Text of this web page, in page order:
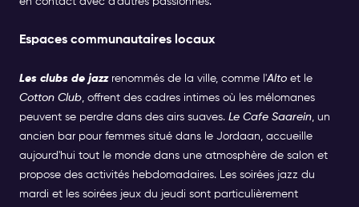
Espaces communautaires locaux
Les clubs de jazz renommés de la ville, comme l'Alto et le
Cotton Club, offrent des cadres intimes où les mélomanes
peuvent se perdre dans des airs suaves. Le Cafe Saarein, un
ancien bar pour femmes situé dans le Jordaan, accueille
aujourd'hui tout le monde dans une atmosphère de salon et
propose des activités hebdomadaires. Les soirées jazz du
mardi et les soirées jeux du jeudi sont particulièrement